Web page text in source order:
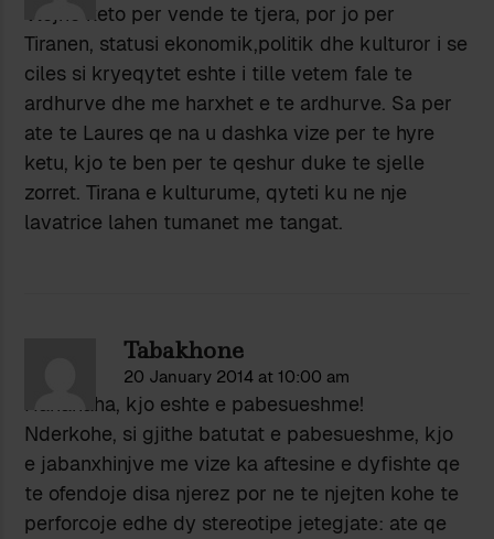
Vlejne keto per vende te tjera, por jo per
Tiranen, statusi ekonomik,politik dhe kulturor i se
ciles si kryeqytet eshte i tille vetem fale te
ardhurve dhe me harxhet e te ardhurve. Sa per
ate te Laures qe na u dashka vize per te hyre
ketu, kjo te ben per te qeshur duke te sjelle
zorret. Tirana e kulturume, qyteti ku ne nje
lavatrice lahen tumanet me tangat.
Tabakhone
20 January 2014 at 10:00 am
Hahahaha, kjo eshte e pabesueshme!
Nderkohe, si gjithe batutat e pabesueshme, kjo
e jabanxhinjve me vize ka aftesine e dyfishte qe
te ofendoje disa njerez por ne te njejten kohe te
perforcoje edhe dy stereotipe jetegjate: ate qe